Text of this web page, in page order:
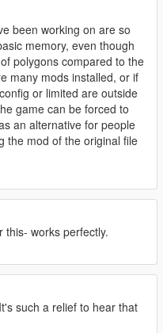
been working on are so
memory, even though
polygons compared to the
many mods installed, or if
or limited are outside
game can be forced to
an alternative for people
the mod of the original file
this- works perfectly.
such a relief to hear that